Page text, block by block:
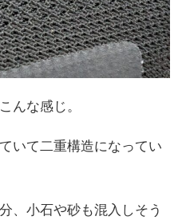
んな感じ。
いて二重構造になってい
、小石や砂も混入しそう